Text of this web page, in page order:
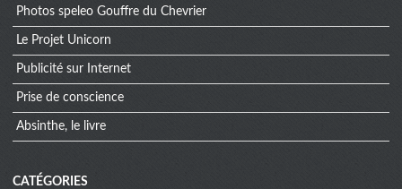
Photos speleo Gouffre du Chevrier
Le Projet Unicorn
Publicité sur Internet
Prise de conscience
Absinthe, le livre
CATÉGORIES